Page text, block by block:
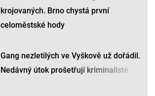
krojovaných. Brno chystá první
celoměstské hody
Gang nezletilých ve Vyškově už dořádil.
Nedávný útok prošetřují kriminalisté